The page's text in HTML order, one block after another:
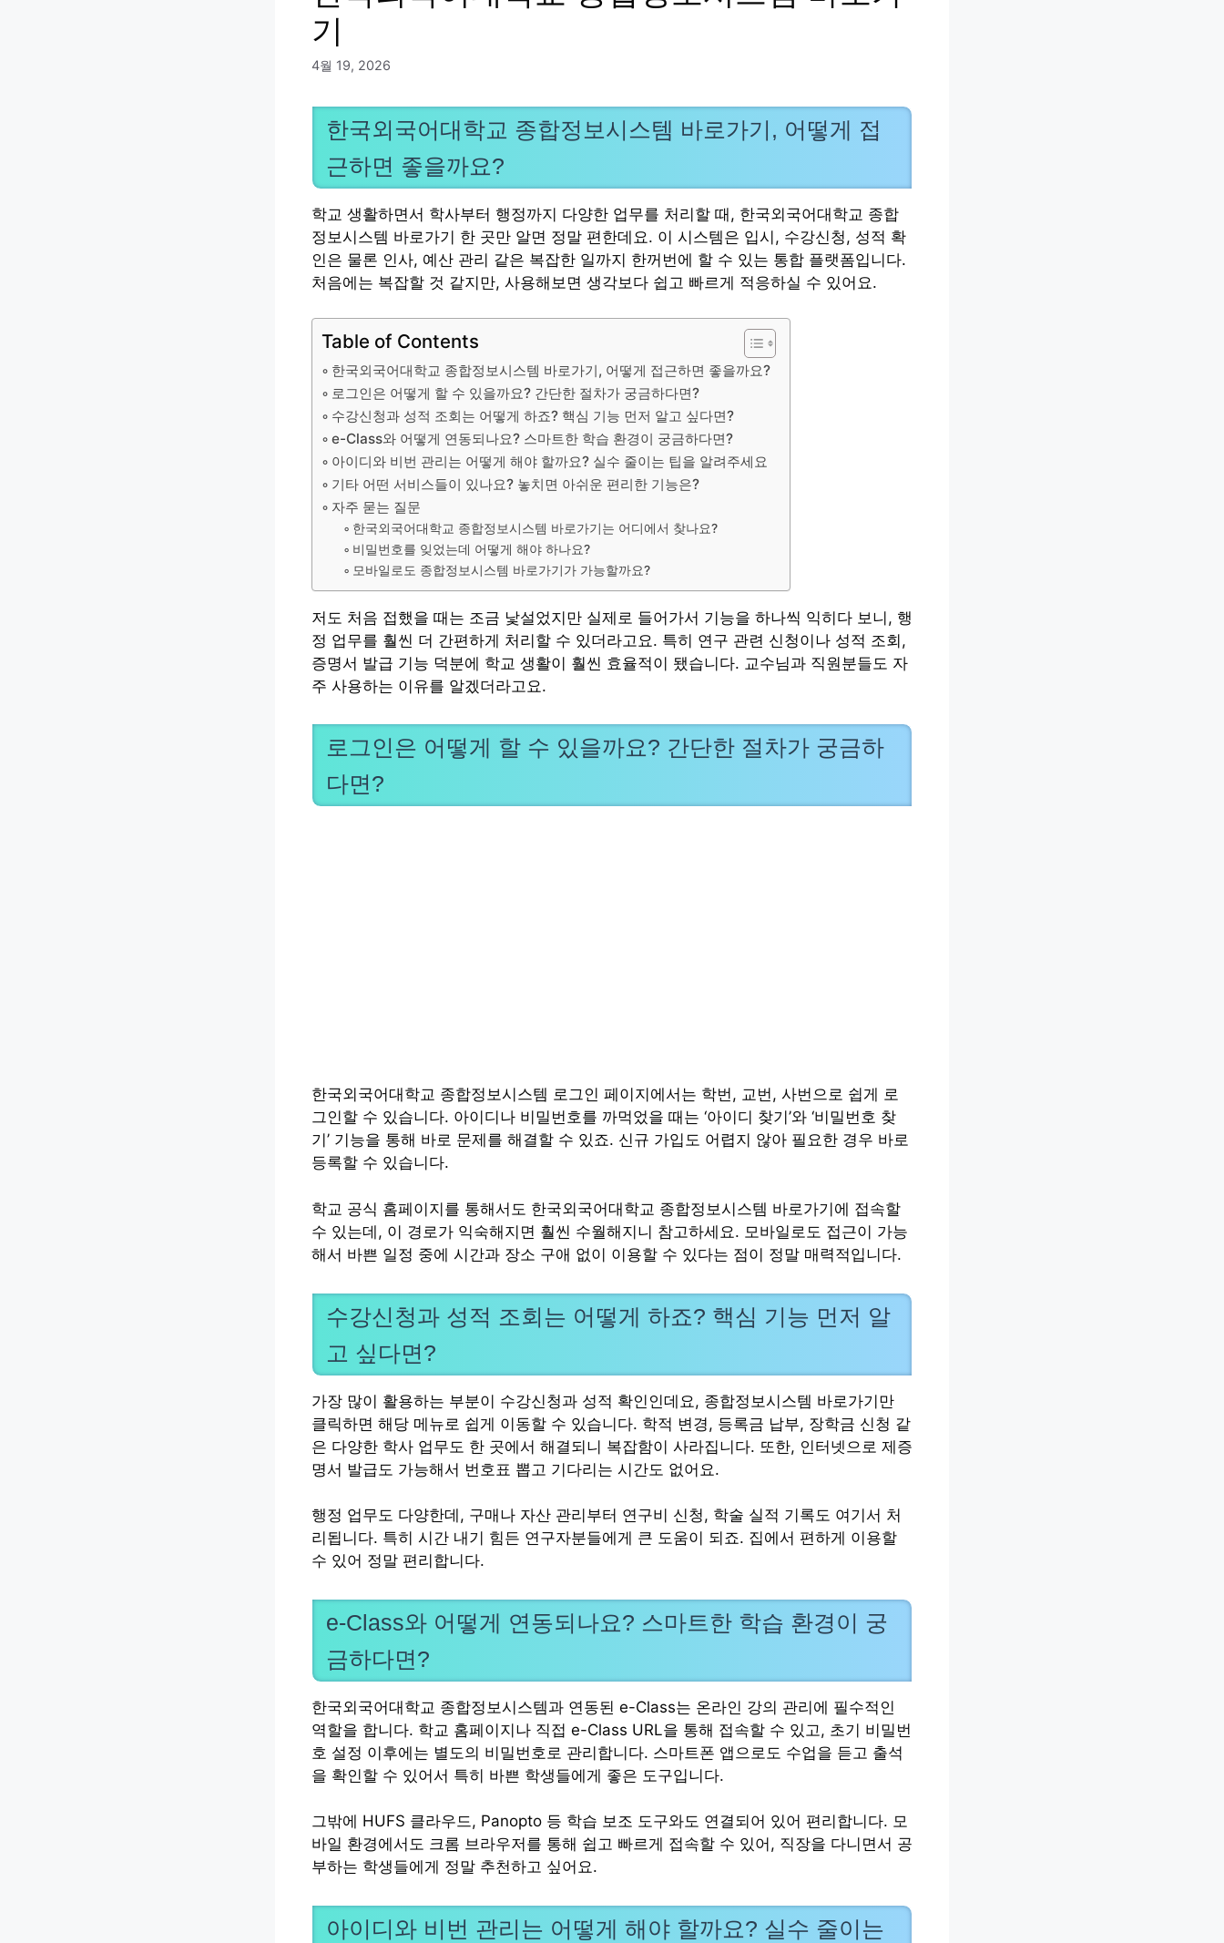
기
4월 19, 2026
한국외국어대학교 종합정보시스템 바로가기, 어떻게 접
근하면 좋을까요?
학교 생활하면서 학사부터 행정까지 다양한 업무를 처리할 때, 한국외국어대학교 종합
정보시스템 바로가기 한 곳만 알면 정말 편한데요. 이 시스템은 입시, 수강신청, 성적 확
인은 물론 인사, 예산 관리 같은 복잡한 일까지 한꺼번에 할 수 있는 통합 플랫폼입니다.
처음에는 복잡할 것 같지만, 사용해보면 생각보다 쉽고 빠르게 적응하실 수 있어요.
Table of Contents
한국외국어대학교 종합정보시스템 바로가기, 어떻게 접근하면 좋을까요?
로그인은 어떻게 할 수 있을까요? 간단한 절차가 궁금하다면?
수강신청과 성적 조회는 어떻게 하죠? 핵심 기능 먼저 알고 싶다면?
e-Class와 어떻게 연동되나요? 스마트한 학습 환경이 궁금하다면?
아이디와 비번 관리는 어떻게 해야 할까요? 실수 줄이는 팁을 알려주세요
기타 어떤 서비스들이 있나요? 놓치면 아쉬운 편리한 기능은?
자주 묻는 질문
한국외국어대학교 종합정보시스템 바로가기는 어디에서 찾나요?
비밀번호를 잊었는데 어떻게 해야 하나요?
모바일로도 종합정보시스템 바로가기가 가능할까요?
저도 처음 접했을 때는 조금 낯설었지만 실제로 들어가서 기능을 하나씩 익히다 보니, 행
정 업무를 훨씬 더 간편하게 처리할 수 있더라고요. 특히 연구 관련 신청이나 성적 조회,
증명서 발급 기능 덕분에 학교 생활이 훨씬 효율적이 됐습니다. 교수님과 직원분들도 자
주 사용하는 이유를 알겠더라고요.
로그인은 어떻게 할 수 있을까요? 간단한 절차가 궁금하
다면?
한국외국어대학교 종합정보시스템 로그인 페이지에서는 학번, 교번, 사번으로 쉽게 로
그인할 수 있습니다. 아이디나 비밀번호를 까먹었을 때는 ‘아이디 찾기’와 ‘비밀번호 찾
기’ 기능을 통해 바로 문제를 해결할 수 있죠. 신규 가입도 어렵지 않아 필요한 경우 바로
등록할 수 있습니다.
학교 공식 홈페이지를 통해서도 한국외국어대학교 종합정보시스템 바로가기에 접속할
수 있는데, 이 경로가 익숙해지면 훨씬 수월해지니 참고하세요. 모바일로도 접근이 가능
해서 바쁜 일정 중에 시간과 장소 구애 없이 이용할 수 있다는 점이 정말 매력적입니다.
수강신청과 성적 조회는 어떻게 하죠? 핵심 기능 먼저 알
고 싶다면?
가장 많이 활용하는 부분이 수강신청과 성적 확인인데요, 종합정보시스템 바로가기만
클릭하면 해당 메뉴로 쉽게 이동할 수 있습니다. 학적 변경, 등록금 납부, 장학금 신청 같
은 다양한 학사 업무도 한 곳에서 해결되니 복잡함이 사라집니다. 또한, 인터넷으로 제증
명서 발급도 가능해서 번호표 뽑고 기다리는 시간도 없어요.
행정 업무도 다양한데, 구매나 자산 관리부터 연구비 신청, 학술 실적 기록도 여기서 처
리됩니다. 특히 시간 내기 힘든 연구자분들에게 큰 도움이 되죠. 집에서 편하게 이용할
수 있어 정말 편리합니다.
e-Class와 어떻게 연동되나요? 스마트한 학습 환경이 궁
금하다면?
한국외국어대학교 종합정보시스템과 연동된 e-Class는 온라인 강의 관리에 필수적인
역할을 합니다. 학교 홈페이지나 직접 e-Class URL을 통해 접속할 수 있고, 초기 비밀번
호 설정 이후에는 별도의 비밀번호로 관리합니다. 스마트폰 앱으로도 수업을 듣고 출석
을 확인할 수 있어서 특히 바쁜 학생들에게 좋은 도구입니다.
그밖에 HUFS 클라우드, Panopto 등 학습 보조 도구와도 연결되어 있어 편리합니다. 모
바일 환경에서도 크롬 브라우저를 통해 쉽고 빠르게 접속할 수 있어, 직장을 다니면서 공
부하는 학생들에게 정말 추천하고 싶어요.
아이디와 비번 관리는 어떻게 해야 할까요? 실수 줄이는